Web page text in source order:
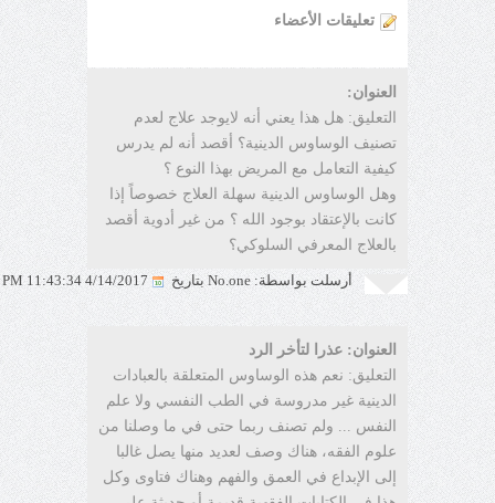
تعليقات الأعضاء
العنوان:
التعليق: هل هذا يعني أنه لايوجد علاج لعدم
تصنيف الوساوس الدينية؟ أقصد أنه لم يدرس
كيفية التعامل مع المريض بهذا النوع ؟
وهل الوساوس الدينية سهلة العلاج خصوصاً إذا
كانت بالإعتقاد بوجود الله ؟ من غير أدوية أقصد
بالعلاج المعرفي السلوكي؟
أرسلت بواسطة: No.one بتاريخ 4/14/2017 11:43:34 PM
العنوان: عذرا لتأخر الرد
التعليق: نعم هذه الوساوس المتعلقة بالعبادات
الدينية غير مدروسة في الطب النفسي ولا علم
النفس ... ولم تصنف ربما حتى في ما وصلنا من
علوم الفقه، هناك وصف لعديد منها يصل غالبا
إلى الإبداع في العمق والفهم وهناك فتاوى وكل